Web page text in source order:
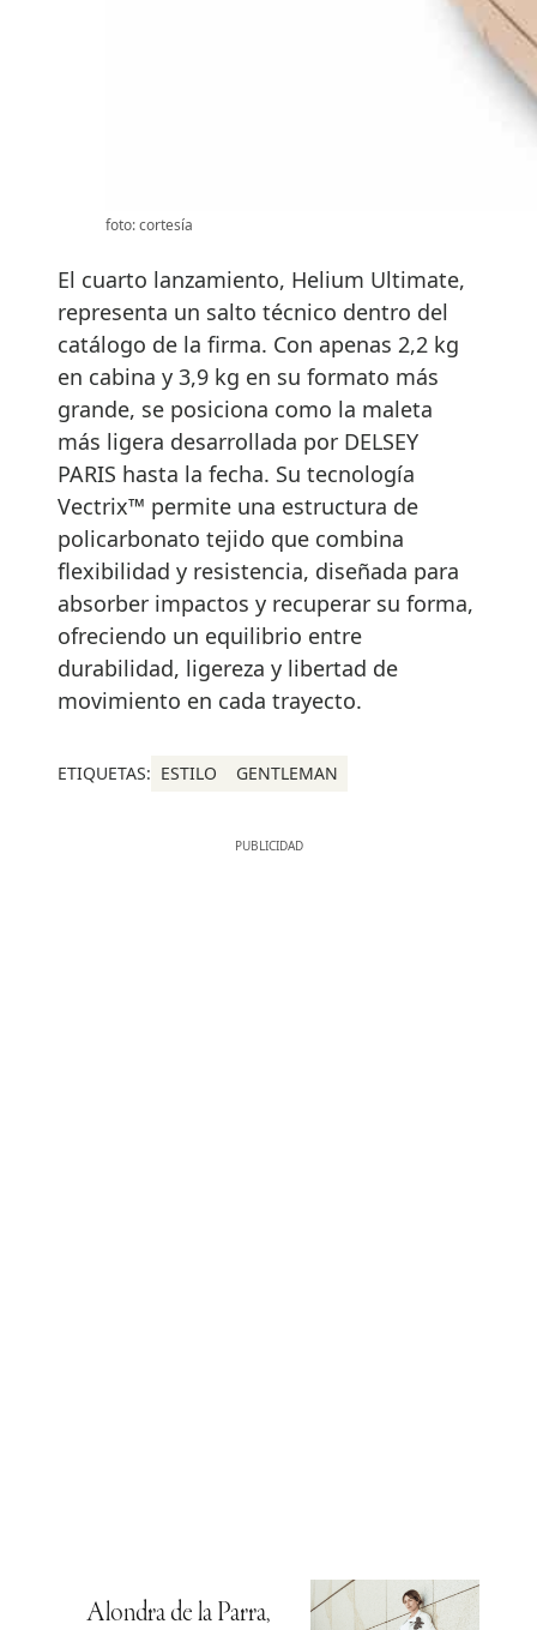
foto: cortesía
El cuarto lanzamiento, Helium Ultimate,
representa un salto técnico dentro del
catálogo de la firma. Con apenas 2,2 kg
en cabina y 3,9 kg en su formato más
grande, se posiciona como la maleta
más ligera desarrollada por DELSEY
PARIS hasta la fecha. Su tecnología
Vectrix™ permite una estructura de
policarbonato tejido que combina
flexibilidad y resistencia, diseñada para
absorber impactos y recuperar su forma,
ofreciendo un equilibrio entre
durabilidad, ligereza y libertad de
movimiento en cada trayecto.
ETIQUETAS: ESTILO GENTLEMAN
Alondra de la Parra,